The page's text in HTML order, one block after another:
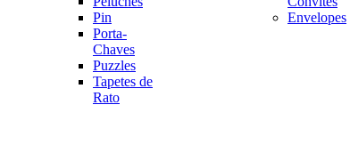
Pin
Porta-
Chaves
Puzzles
Tapetes de
Rato
Envelopes